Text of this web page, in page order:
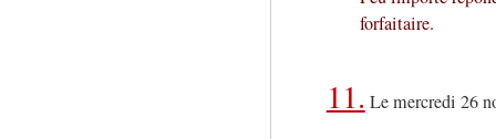
forfaitaire.
11. Le mercredi 26